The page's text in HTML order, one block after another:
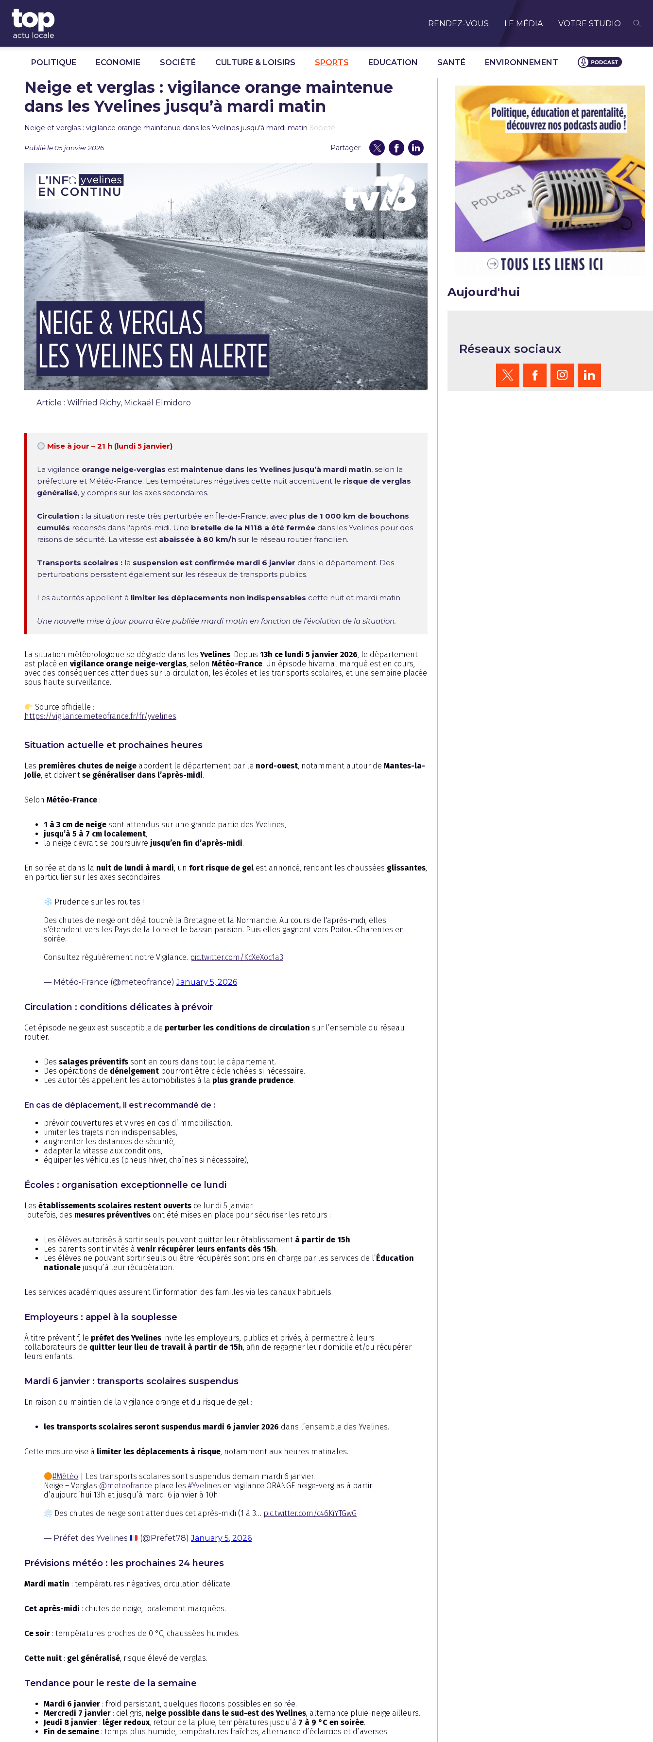
RENDEZ-VOUS LE MÉDIA VOTRE STUDIO
POLITIQUE ECONOMIE SOCIÉTÉ CULTURE & LOISIRS SPORTS EDUCATION SANTÉ ENVIRONNEMENT
Neige et verglas : vigilance orange maintenue
dans les Yvelines jusqu’à mardi matin
Neige et verglas : vigilance orange maintenue dans les Yvelines jusqu’à mardi matin Societé
Publié le 05 janvier 2026 Partager
Article : Wilfried Richy, Mickaël Elmidoro
Mise à jour – 21 h (lundi 5 janvier)
La vigilance orange neige-verglas est maintenue dans les Yvelines jusqu’à mardi matin, selon la
préfecture et Météo-France. Les températures négatives cette nuit accentuent le risque de verglas
généralisé, y compris sur les axes secondaires.
Circulation : la situation reste très perturbée en Île-de-France, avec plus de 1 000 km de bouchons
cumulés recensés dans l’après-midi. Une bretelle de la N118 a été fermée dans les Yvelines pour des
raisons de sécurité. La vitesse est abaissée à 80 km/h sur le réseau routier francilien.
Transports scolaires : la suspension est confirmée mardi 6 janvier dans le département. Des
perturbations persistent également sur les réseaux de transports publics.
Les autorités appellent à limiter les déplacements non indispensables cette nuit et mardi matin.
Une nouvelle mise à jour pourra être publiée mardi matin en fonction de l’évolution de la situation.
La situation météorologique se dégrade dans lesYvelines. Depuis 13h ce lundi 5 janvier 2026, le département
est placé en vigilance orange neige-verglas, selon Météo-France. Un épisode hivernal marqué est en cours,
avec des conséquences attendues sur la circulation, les écoles et les transports scolaires, et une semaine placée
sous haute surveillance.
Source officielle :
https://vigilance.meteofrance.fr/fr/yvelines
Situation actuelle et prochaines heures
Les premières chutes de neige abordent le département par le nord-ouest, notamment autour de Mantes-la-
Jolie, et doivent se généraliser dans l’après-midi.
Selon Météo-France :
1 à 3 cm de neige sont attendus sur une grande partie des Yvelines,
jusqu’à 5 à 7 cm localement,
la neige devrait se poursuivre jusqu’en fin d’après-midi.
En soirée et dans la nuit de lundi à mardi, un fort risque de gel est annoncé, rendant les chaussées glissantes,
en particulier sur les axes secondaires.
Prudence sur les routes !
Des chutes de neige ont déjà touché la Bretagne et la Normandie. Au cours de l'après-midi, elles
s'étendent vers les Pays de la Loire et le bassin parisien. Puis elles gagnent vers Poitou-Charentes en
soirée.
Consultez régulièrement notre Vigilance. pic.twitter.com/KcXeXoc1a3
— Météo-France (@meteofrance)January 5, 2026
Circulation : conditions délicates à prévoir
Cet épisode neigeux est susceptible de perturber les conditions de circulation sur l’ensemble du réseau
routier.
Des salages préventifs sont en cours dans tout le département.
Des opérations de déneigement pourront être déclenchées si nécessaire.
Les autorités appellent les automobilistes à la plus grande prudence.
En cas de déplacement, il est recommandé de :
prévoir couvertures et vivres en cas d’immobilisation.
limiter les trajets non indispensables,
augmenter les distances de sécurité,
adapter la vitesse aux conditions,
équiper les véhicules (pneus hiver, chaînes si nécessaire),
Écoles : organisation exceptionnelle ce lundi
Les établissements scolaires restent ouverts ce lundi 5 janvier.
Toutefois, des mesures préventives ont été mises en place pour sécuriser les retours :
Les élèves autorisés à sortir seuls peuvent quitter leur établissement à partir de 15h.
Les parents sont invités à venir récupérer leurs enfants dès 15h.
Les élèves ne pouvant sortir seuls ou être récupérés sont pris en charge par les services de l’Éducation
nationale jusqu’à leur récupération.
Les services académiques assurent l’information des familles via les canaux habituels.
Employeurs : appel à la souplesse
À titre préventif, le préfet des Yvelines invite les employeurs, publics et privés, à permettre à leurs
collaborateurs de quitter leur lieu de travail à partir de 15h, afin de regagner leur domicile et/ou récupérer
leurs enfants.
Mardi 6 janvier : transports scolaires suspendus
En raison du maintien de la vigilance orange et du risque de gel :
les transports scolaires seront suspendus mardi 6 janvier 2026 dans l’ensemble des Yvelines.
Cette mesure vise à limiter les déplacements à risque, notamment aux heures matinales.
#Météo | Les transports scolaires sont suspendus demain mardi 6 janvier.
Neige – Verglas @meteofrance place les #Yvelines en vigilance ORANGE neige-verglas à partir
d’aujourd’hui 13h et jusqu’à mardi 6 janvier à 10h.
Des chutes de neige sont attendues cet après-midi (1 à 3… pic.twitter.com/c46KiYTGwG
— Préfet des Yvelines (@Prefet78)January 5, 2026
Prévisions météo : les prochaines 24 heures
Mardi matin : températures négatives, circulation délicate.
Cet après-midi : chutes de neige, localement marquées.
Ce soir : températures proches de 0 °C, chaussées humides.
Cette nuit : gel généralisé, risque élevé de verglas.
Tendance pour le reste de la semaine
Mardi 6 janvier : froid persistant, quelques flocons possibles en soirée.
Mercredi 7 janvier : ciel gris, neige possible dans le sud-est des Yvelines, alternance pluie-neige ailleurs.
Jeudi 8 janvier : léger redoux, retour de la pluie, températures jusqu’à 7 à 9 °C en soirée.
Fin de semaine : temps plus humide, températures fraîches, alternance d’éclaircies et d’averses.
Aujourd'hui
Réseaux sociaux